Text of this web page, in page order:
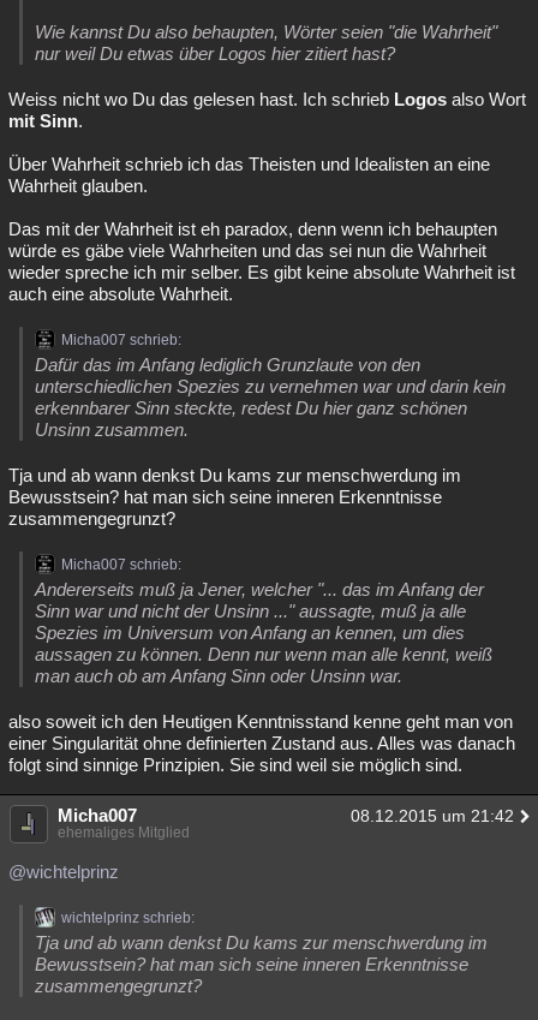
Wie kannst Du also behaupten, Wörter seien "die Wahrheit"
nur weil Du etwas über Logos hier zitiert hast?
Weiss nicht wo Du das gelesen hast. Ich schrieb Logos also Wort
mit Sinn.
Über Wahrheit schrieb ich das Theisten und Idealisten an eine
Wahrheit glauben.
Das mit der Wahrheit ist eh paradox, denn wenn ich behaupten
würde es gäbe viele Wahrheiten und das sei nun die Wahrheit
wieder spreche ich mir selber. Es gibt keine absolute Wahrheit ist
auch eine absolute Wahrheit.
Micha007 schrieb:
Dafür das im Anfang lediglich Grunzlaute von den
unterschiedlichen Spezies zu vernehmen war und darin kein
erkennbarer Sinn steckte, redest Du hier ganz schönen
Unsinn zusammen.
Tja und ab wann denkst Du kams zur menschwerdung im
Bewusstsein? hat man sich seine inneren Erkenntnisse
zusammengegrunzt?
Micha007 schrieb:
Andererseits muß ja Jener, welcher "... das im Anfang der
Sinn war und nicht der Unsinn ..." aussagte, muß ja alle
Spezies im Universum von Anfang an kennen, um dies
aussagen zu können. Denn nur wenn man alle kennt, weiß
man auch ob am Anfang Sinn oder Unsinn war.
also soweit ich den Heutigen Kenntnisstand kenne geht man von
einer Singularität ohne definierten Zustand aus. Alles was danach
folgt sind sinnige Prinzipien. Sie sind weil sie möglich sind.
Micha007 08.12.2015 um 21:42
ehemaliges Mitglied
@wichtelprinz
wichtelprinz schrieb:
Tja und ab wann denkst Du kams zur menschwerdung im
Bewusstsein? hat man sich seine inneren Erkenntnisse
zusammengegrunzt?